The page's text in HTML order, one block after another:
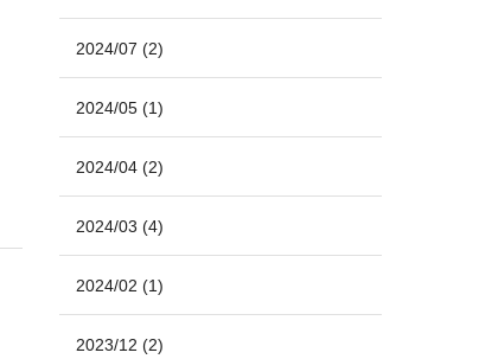
2024/07 (2)
2024/05 (1)
2024/04 (2)
2024/03 (4)
2024/02 (1)
2023/12 (2)